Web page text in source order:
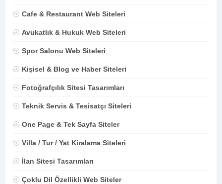
Cafe & Restaurant Web Siteleri
Avukatlık & Hukuk Web Siteleri
Spor Salonu Web Siteleri
Kişisel & Blog ve Haber Siteleri
Fotoğrafçılık Sitesi Tasarımları
Teknik Servis & Tesisatçı Siteleri
One Page & Tek Sayfa Siteler
Villa / Tur / Yat Kiralama Siteleri
İlan Sitesi Tasarımları
Çoklu Dil Özellikli Web Siteler